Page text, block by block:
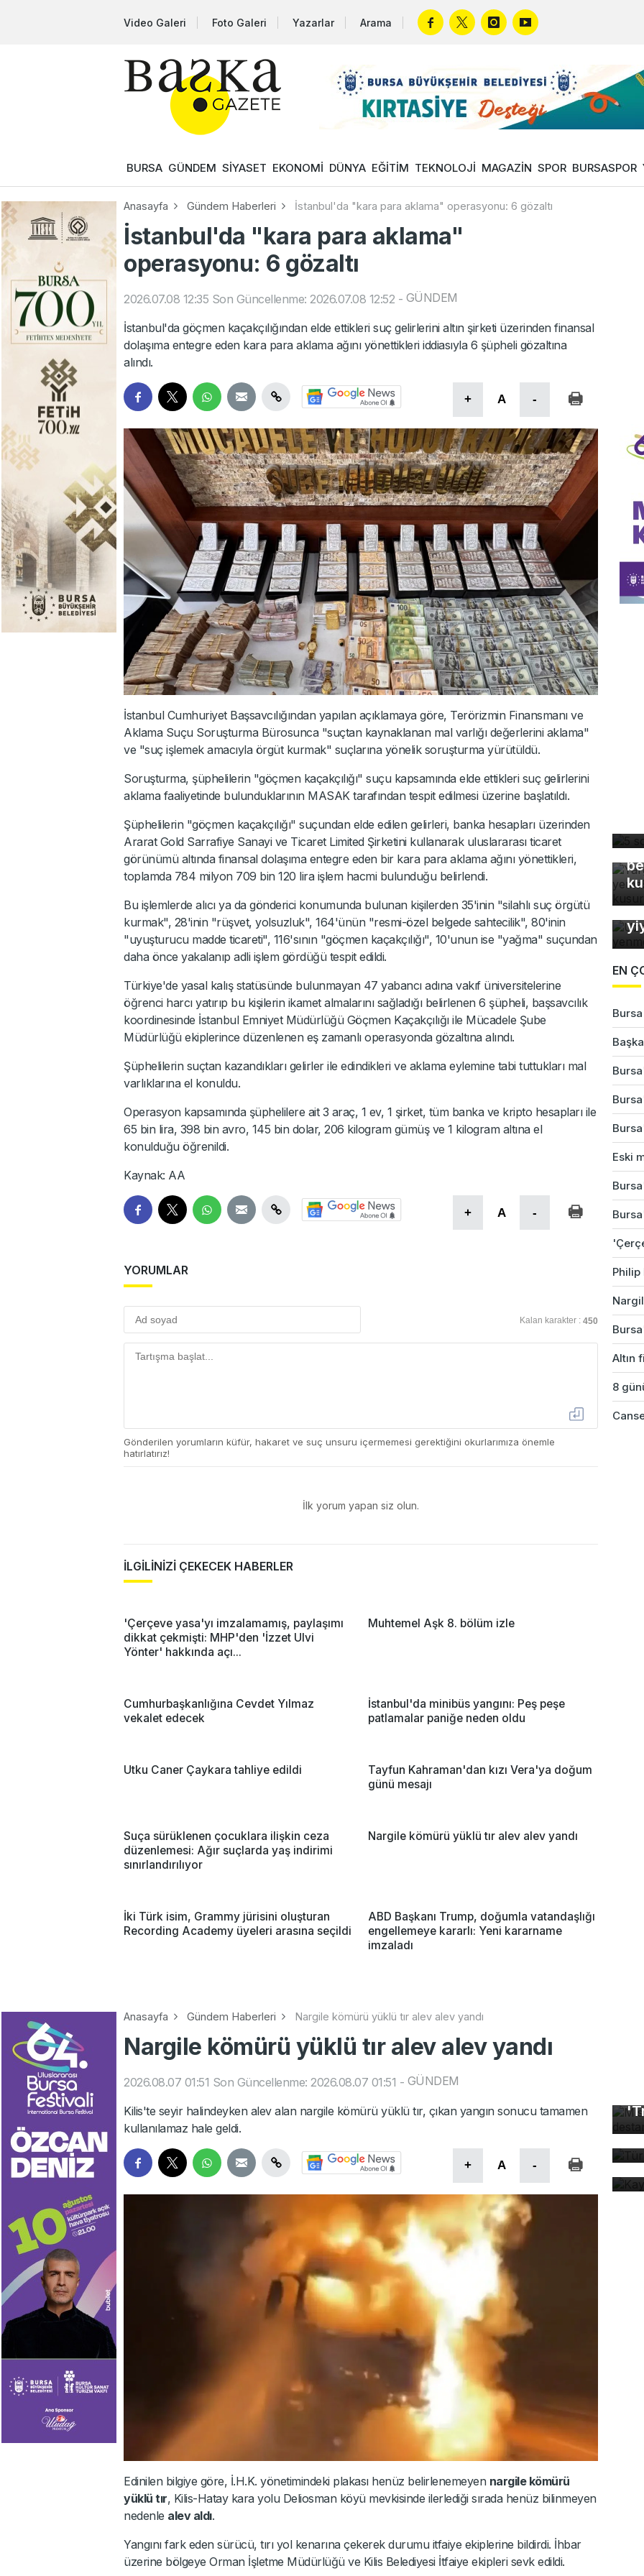
Video Galeri Foto Galeri Yazarlar Arama
BURSA GÜNDEM SİYASET EKONOMİ DÜNYA EĞİTİM TEKNOLOJİ MAGAZİN SPOR BURSASPOR
Anasayfa Gündem Haberleri İstanbul'da "kara para aklama" operasyonu: 6 gözaltı
İstanbul'da "kara para aklama"
operasyonu: 6 gözaltı
2026.07.08 12:35 Son Güncellenme: 2026.07.08 12:52 - GÜNDEM
İstanbul'da göçmen kaçakçılığından elde ettikleri suç gelirlerini altın şirketi üzerinden finansal
dolaşıma entegre eden kara para aklama ağını yönettikleri iddiasıyla 6 şüpheli gözaltına
alındı.
+ A -
İstanbul Cumhuriyet Başsavcılığından yapılan açıklamaya göre, Terörizmin Finansmanı ve
Aklama Suçu Soruşturma Bürosunca "suçtan kaynaklanan mal varlığı değerlerini aklama"
ve "suç işlemek amacıyla örgüt kurmak" suçlarına yönelik soruşturma yürütüldü.
Soruşturma, şüphelilerin "göçmen kaçakçılığı" suçu kapsamında elde ettikleri suç gelirlerini
aklama faaliyetinde bulunduklarının MASAK tarafından tespit edilmesi üzerine başlatıldı.
Şüphelilerin "göçmen kaçakçılığı" suçundan elde edilen gelirleri, banka hesapları üzerinden
Ararat Gold Sarrafiye Sanayi ve Ticaret Limited Şirketini kullanarak uluslararası ticaret
görünümü altında finansal dolaşıma entegre eden bir kara para aklama ağını yönettikleri,
toplamda 784 milyon 709 bin 120 lira işlem hacmi bulunduğu belirlendi.
Bu işlemlerde alıcı ya da gönderici konumunda bulunan kişilerden 35'inin "silahlı suç örgütü
kurmak", 28'inin "rüşvet, yolsuzluk", 164'ünün "resmi-özel belgede sahtecilik", 80'inin
"uyuşturucu madde ticareti", 116'sının "göçmen kaçakçılığı", 10'unun ise "yağma" suçundan
daha önce yakalanıp adli işlem gördüğü tespit edildi.
Türkiye'de yasal kalış statüsünde bulunmayan 47 yabancı adına vakıf üniversitelerine
öğrenci harcı yatırıp bu kişilerin ikamet almalarını sağladığı belirlenen 6 şüpheli, başsavcılık
koordinesinde İstanbul Emniyet Müdürlüğü Göçmen Kaçakçılığı ile Mücadele Şube
Müdürlüğü ekiplerince düzenlenen eş zamanlı operasyonda gözaltına alındı.
Şüphelilerin suçtan kazandıkları gelirler ile edindikleri ve aklama eylemine tabi tuttukları mal
varlıklarına el konuldu.
Operasyon kapsamında şüphelilere ait 3 araç, 1 ev, 1 şirket, tüm banka ve kripto hesapları ile
65 bin lira, 398 bin avro, 145 bin dolar, 206 kilogram gümüş ve 1 kilogram altına el
konulduğu öğrenildi.
Kaynak: AA
+ A -
YORUMLAR
Kalan karakter : 450
Gönderilen yorumların küfür, hakaret ve suç unsuru içermemesi gerektiğini okurlarımıza önemle
hatırlatırız!
İlk yorum yapan siz olun.
İLGİLİNİZİ ÇEKECEK HABERLER
'Çerçeve yasa'yı imzalamamış, paylaşımı
dikkat çekmişti: MHP'den 'İzzet Ulvi
Yönter' hakkında açı...
Muhtemel Aşk 8. bölüm izle
Cumhurbaşkanlığına Cevdet Yılmaz
vekalet edecek
İstanbul'da minibüs yangını: Peş peşe
patlamalar paniğe neden oldu
Utku Caner Çaykara tahliye edildi
Tayfun Kahraman'dan kızı Vera'ya doğum
günü mesajı
Suça sürüklenen çocuklara ilişkin ceza
düzenlemesi: Ağır suçlarda yaş indirimi
sınırlandırılıyor
Nargile kömürü yüklü tır alev alev yandı
İki Türk isim, Grammy jürisini oluşturan
Recording Academy üyeleri arasına seçildi
ABD Başkanı Trump, doğumla vatandaşlığı
engellemeye kararlı: Yeni kararname
imzaladı
EN
Eski
Philip
Altın
8
Anasayfa Gündem Haberleri Nargile kömürü yüklü tır alev alev yandı
Nargile kömürü yüklü tır alev alev yandı
2026.08.07 01:51 Son Güncellenme: 2026.08.07 01:51 - GÜNDEM
Kilis'te seyir halindeyken alev alan nargile kömürü yüklü tır, çıkan yangın sonucu tamamen
kullanılamaz hale geldi.
+ A -
Edinilen bilgiye göre, İ.H.K. yönetimindeki plakası henüz belirlenemeyen nargile kömürü
yüklü tır, Kilis-Hatay kara yolu Deliosman köyü mevkisinde ilerlediği sırada henüz bilinmeyen
nedenle alev aldı.
Yangını fark eden sürücü, tırı yol kenarına çekerek durumu itfaiye ekiplerine bildirdi. İhbar
üzerine bölgeye Orman İşletme Müdürlüğü ve Kilis Belediyesi İtfaiye ekipleri sevk edildi.